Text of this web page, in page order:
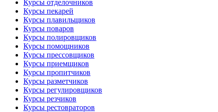
Курсы отделочников
Курсы пекарей
Курсы плавильщиков
Курсы поваров
Курсы полировщиков
Курсы помощников
Курсы прессовщиков
Курсы приемщиков
Курсы пропитчиков
Курсы разметчиков
Курсы регулировщиков
Курсы резчиков
Курсы рестовраторов